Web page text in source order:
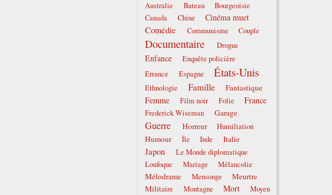
Australie
Bateau
Bourgeoisie
Canada
Chine Cinéma muet
Comédie Communisme Couple
Documentaire Drogue
Enfance
Enquête policière
Errance
Espagne États-Unis
Ethnologie Famille Fantastique
Femme Film noir Folie France
Frederick Wiseman Garage
Guerre Horreur Humiliation
Humour Île Inde Italie
Japon
Le Monde diplomatique
Loufoque
Mariage Mélancolie
Mélodrame Mensonge
Meurtre
Militaire
Montagne Mort
Moyen